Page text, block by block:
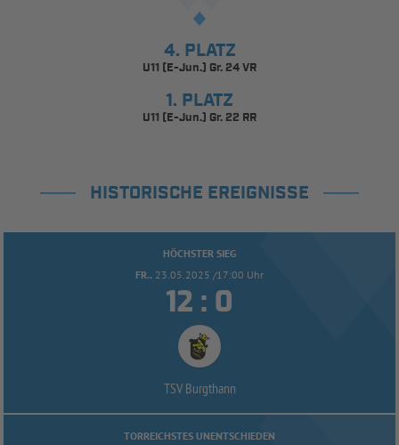
4. PLATZ
U11 (E-Jun.) Gr. 24 VR
1. PLATZ
U11 (E-Jun.) Gr. 22 RR
HISTORISCHE EREIGNISSE
HÖCHSTER SIEG
FR.. 23.05.2025 /17:00 Uhr
 : 
TSV Burgthann
TORREICHSTES UNENTSCHIEDEN